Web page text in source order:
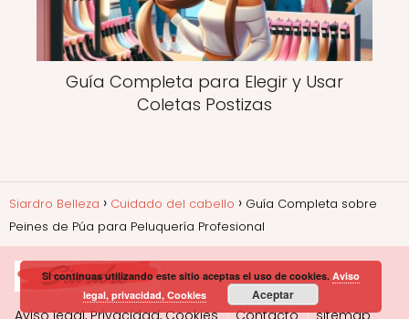
Guía Completa para Elegir y Usar
Coletas Postizas
Siardro Belleza Cuidado del cabello
Guía Completa sobre
Peines de Púa para Peluquería Profesional
Si continuas utilizando este sitio aceptas el uso de cookies.Aviso
legal, privacidad, Cookies
Aceptar